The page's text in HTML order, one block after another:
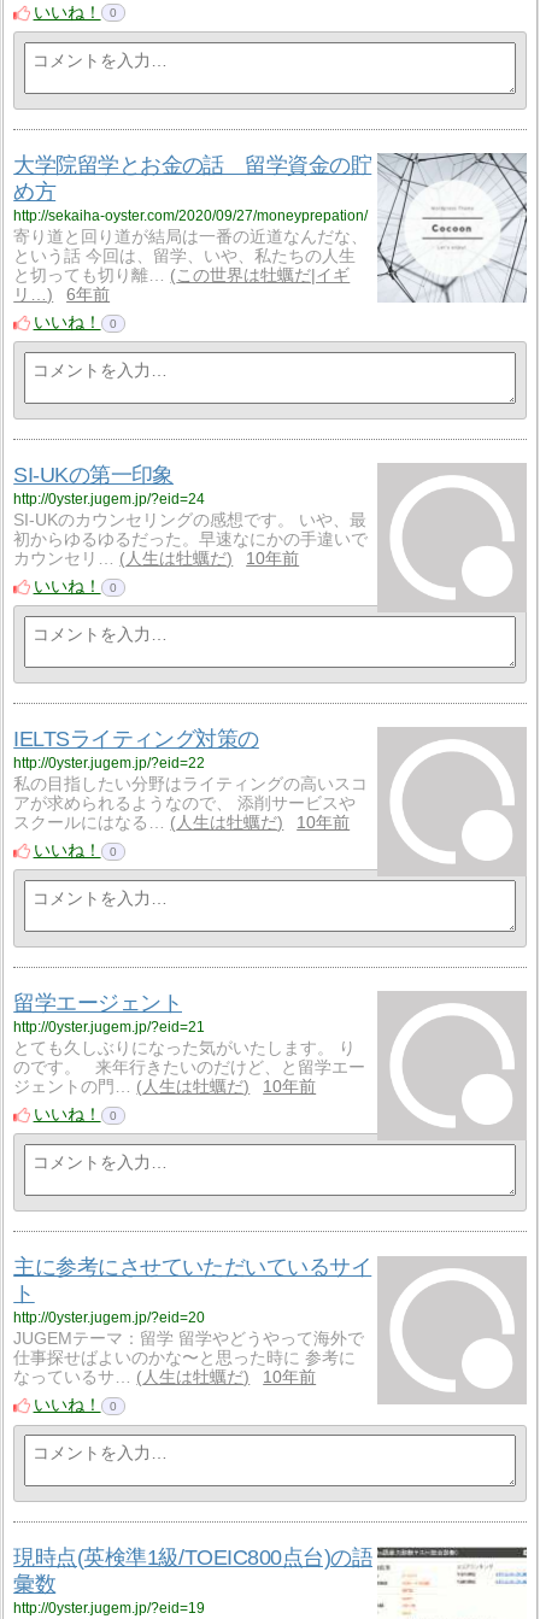
いいね！ 0
大学院留学とお金の話 留学資金の貯
め方
http://sekaiha-oyster.com/2020/09/27/moneyprepation/
寄り道と回り道が結局は一番の近道なんだな、
という話 今回は、留学、いや、私たちの人生
と切っても切り離…
この世界は牡蠣だ|イギ
リ…
6年前
いいね！
0
SI-UKの第一印象
http://0yster.jugem.jp/?eid=24
SI-UKのカウンセリングの感想です。 いや、最
初からゆるゆるだった。早速なにかの手違いで
カウンセリ…
人生は牡蠣だ
10年前
いいね！
0
IELTSライティング対策の
http://0yster.jugem.jp/?eid=22
私の目指したい分野はライティングの高いスコ
アが求められるようなので、 添削サービスや
スクールにはなる…
人生は牡蠣だ
10年前
いいね！
0
留学エージェント
http://0yster.jugem.jp/?eid=21
とても久しぶりになった気がいたします。 り
のです。 来年行きたいのだけど、と留学エー
ジェントの門…
人生は牡蠣だ
10年前
いいね！
0
主に参考にさせていただいているサイ
ト
http://0yster.jugem.jp/?eid=20
JUGEMテーマ：留学 留学やどうやって海外で
仕事探せばよいのかな〜と思った時に 参考に
なっているサ…
人生は牡蠣だ
10年前
いいね！
0
現時点(英検準1級/TOEIC800点台)の語
彙数
http://0yster.jugem.jp/?eid=19